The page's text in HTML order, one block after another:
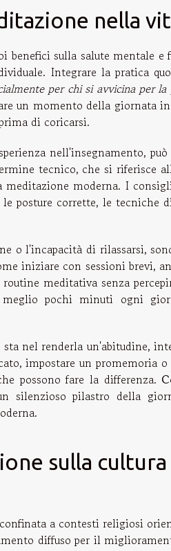
nella
sulla salute mentale e
Integrare la pratica
per chi si avvicina per
un momento della giornata
di coricarsi.
nell'insegnamento, può
tecnico, che si riferisce
meditazione moderna. I
posture corrette, le tecniche
o l'incapacità di rilassarsi,
iniziare con sessioni brevi,
meditativa senza
pochi minuti ogni
nel renderla un'abitudine,
impostare un promemoria
possono fare la differenza.
silenzioso pilastro della
sulla cultura
a contesti religiosi
diffuso per il